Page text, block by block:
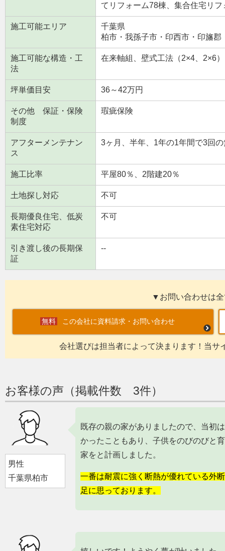
てリフォーム78棟、集合住宅リ
施工可能エリア
千葉県
柏市・我孫子市・印西市・印旛
施工可能な構造・工
法
在来軸組、壁式工法（2×4、2×6）
坪単価目安 36～42万円
その他 保証・保険
制度
瑕疵保険
アフターメンテナン
ス
3ヶ月、半年、1年の1年間で3回
施工比率 平屋80％、2階建20％
土地探し対応 不可
長期優良住宅、低炭
素住宅対応
不可
引き渡し後の長期保
証
--
▼お問い合わせは
この会社に資料請求・お問い合わせ
会社選びは担当者によって決まります！当サ
お客様の声（掲載件数 3件）
男性
千葉県柏市
既存の親の家がありましたので、当初
かったこともあり、子供をのびのびと
家をと計画しました。
一番は耐震に強く断熱が優れている外
足に思っております。